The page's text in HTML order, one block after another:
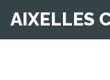
AIXELLES